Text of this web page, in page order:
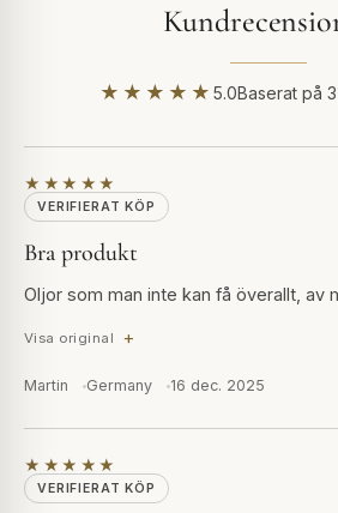
★★★★★ 5.0Baserat på
★★★★★
VERIFIERAT KÖP
Bra produkt
Oljor som man inte kan få överallt, av
Visa original
Martin Germany 16 dec. 2025
★★★★★
VERIFIERAT KÖP